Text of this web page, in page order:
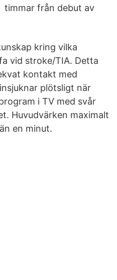
timmar från debut av
kring vilka
vid stroke/TIA. Detta
kontakt med
plötsligt när
i TV med svår
Huvudvärken maximalt
en minut.